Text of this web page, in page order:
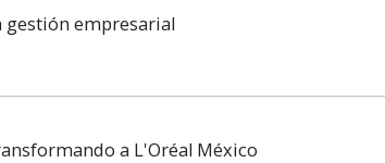
gestión empresarial
a L'Oréal México